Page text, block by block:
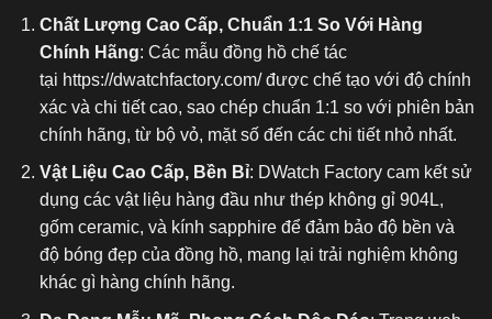
Chất Lượng Cao Cấp, Chuẩn 1:1 So Với Hàng
Chính Hãng: Các mẫu đồng hồ chế tác
tại https://dwatchfactory.com/được chế tạo với độ chính
xác và chi tiết cao, sao chép chuẩn 1:1 so với phiên bản
chính hãng, từ bộ vỏ, mặt số đến các chi tiết nhỏ nhất.
Vật Liệu Cao Cấp, Bền Bỉ: DWatch Factory cam kết sử
dụng các vật liệu hàng đầu như thép không gỉ 904L,
gốm ceramic, và kính sapphire để đảm bảo độ bền và
độ bóng đẹp của đồng hồ, mang lại trải nghiệm không
khác gì hàng chính hãng.